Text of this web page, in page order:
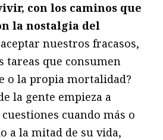
con los caminos que
la nostalgia del
nuestros fracasos,
tareas que consumen
o la propia mortalidad?
la gente empieza a
cuando más o
a la mitad de su vida,